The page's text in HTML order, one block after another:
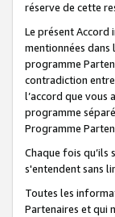
réserve de cette
Le présent Accord
mentionnées
programme
contradiction
l’accord que vous
programme
Programme
Chaque fois
s'entendent sans
Toutes les
Partenaires et qui